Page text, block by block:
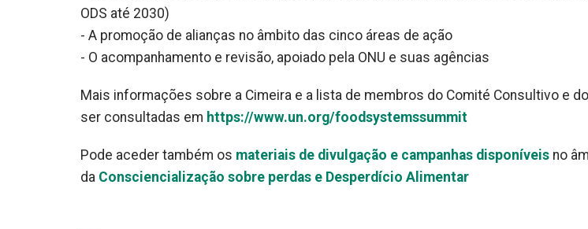
ODS até 2030)
- A promoção de alianças no âmbito das cinco áreas de ação
- O acompanhamento e revisão, apoiado pela ONU e suas agências
Mais informações sobre a Cimeira e a lista de membros do Comité Consultivo e
ser consultadas em https://www.un.org/foodsystemssummit
Pode aceder também os materiais de divulgação e campanhas disponíveis no
da Consciencialização sobre perdas e Desperdício Alimentar